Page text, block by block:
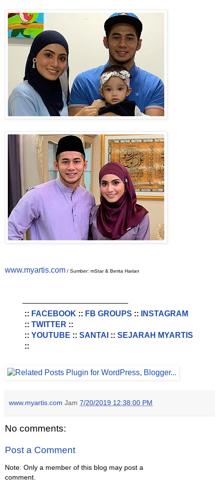
www.myartis.com / Sumber: mStar & Berita Harian
:: FACEBOOK :: FB GROUPS ::
INSTAGRAM
:: TWITTER ::
:: YOUTUBE :: SANTAI :: SEJARAH MYARTIS
::
www.myartis.com Jam 7/20/2019 12:38:00 PM
No comments:
Post a Comment
Note: Only a member of this blog may post a
comment.